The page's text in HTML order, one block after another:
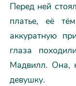
Перед ней
платье, её
аккуратную
глаза
Мадвилл. Она,
девушку.